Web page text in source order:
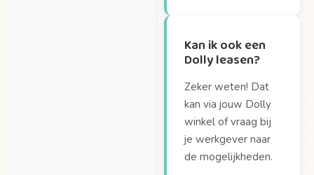
Kan ik ook een
Dolly leasen?
Zeker weten! Dat
kan via jouw Dolly
winkel of vraag bij
je werkgever naar
de mogelijkheden.